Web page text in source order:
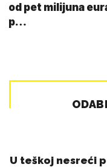
od pet milijuna
p…